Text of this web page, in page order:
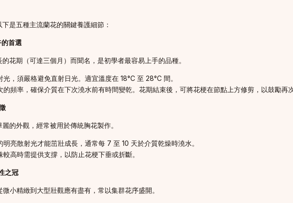
是五種主流蘭花的關鍵養護細節：
首選
花期（可達三個月）而聞名，是初學者最容易上手的品種。
，須嚴格避免直射日光。適宜溫度在 18°C 至 28°C 間。
的頻率，確保介質在下次澆水前有時間變乾。花期結束後，可將花梗在節點上方修剪，以鼓勵再
的外觀，經常被用於傳統胸花製作。
明亮散射光才能茁壯成長，通常每 7 至 10 天於介質乾燥時澆水。
高時需提供支撐，以防止花梗下垂或折斷。
之冠
小精緻到大型壯觀應有盡有，常以集群花序盛開。